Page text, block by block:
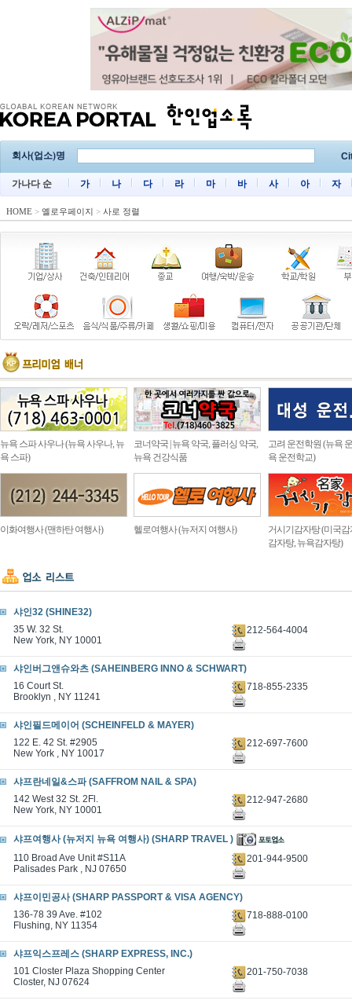
회사(업소)명
가나다 순 가 나 다 라 마 바 사 아 자
HOME > 옐로우페이지 > 사로 정렬
뉴욕 스파 사우나 (뉴욕 사우나, 뉴
욕 스파)
코너약국 | 뉴욕 약국, 플러싱 약국,
뉴욕 건강식품
고려 운전학원 (뉴욕
욕 운전학교)
이화여행사 (맨하탄 여행사) 헬로여행사 (뉴저지 여행사)
거시기감자탕 (미국감
감자탕, 뉴욕감자탕)
샤인32 (SHINE32)
35 W. 32 St.
New York, NY 10001
212-564-4004
샤인버그앤슈와츠 (SAHEINBERG INNO & SCHWART)
16 Court St.
Brooklyn , NY 11241
718-855-2335
샤인필드메이어 (SCHEINFELD & MAYER)
122 E. 42 St. #2905
New York , NY 10017
212-697-7600
샤프란네일&스파 (SAFFROM NAIL & SPA)
142 West 32 St. 2Fl.
New York, NY 10001
212-947-2680
샤프여행사 (뉴저지 뉴욕 여행사) (SHARP TRAVEL )
110 Broad Ave Unit #S11A
Palisades Park , NJ 07650
201-944-9500
샤프이민공사 (SHARP PASSPORT & VISA AGENCY)
136-78 39 Ave. #102
Flushing, NY 11354
718-888-0100
샤프익스프레스 (SHARP EXPRESS, INC.)
101 Closter Plaza Shopping Center
Closter, NJ 07624
201-750-7038